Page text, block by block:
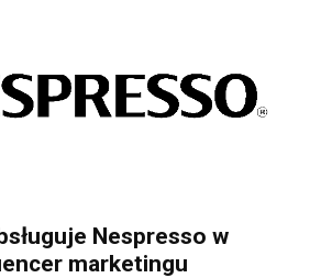
Nespresso w
marketingu